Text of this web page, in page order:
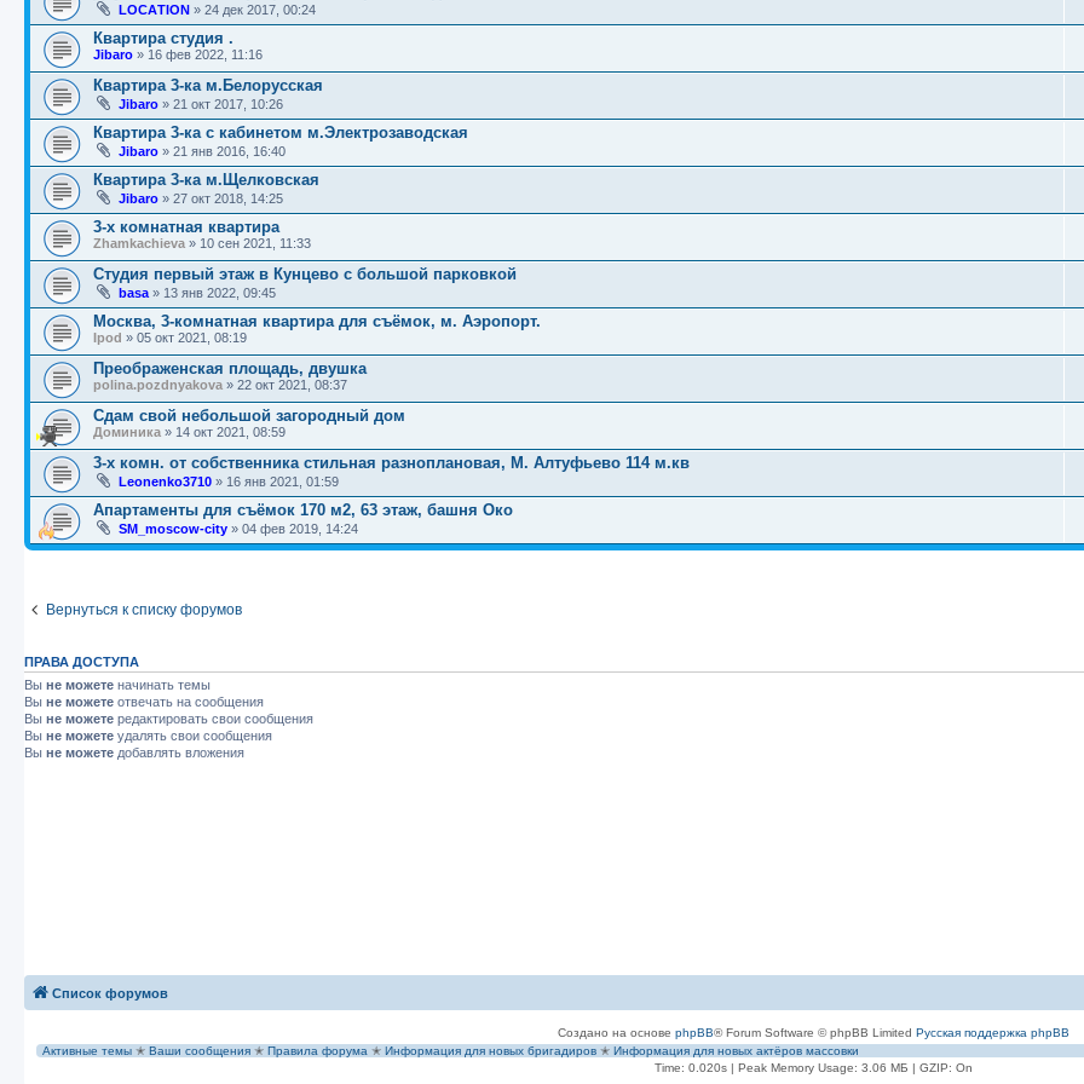
LOСАTION » 24 дек 2017, 00:24
Квартира студия .
Jibaro » 16 фев 2022, 11:16
Квартира 3-ка м.Белорусская
Jibaro » 21 окт 2017, 10:26
Квартира 3-ка с кабинетом м.Электрозаводская
Jibaro » 21 янв 2016, 16:40
Квартира 3-ка м.Щелковская
Jibaro » 27 окт 2018, 14:25
3-х комнатная квартира
Zhamkachieva » 10 сен 2021, 11:33
Студия первый этаж в Кунцево с большой парковкой
basa » 13 янв 2022, 09:45
Москва, 3-комнатная квартира для съёмок, м. Аэропорт.
Ipod » 05 окт 2021, 08:19
Преображенская площадь, двушка
polina.pozdnyakova » 22 окт 2021, 08:37
Сдам свой небольшой загородный дом
Доминика » 14 окт 2021, 08:59
3-х комн. от собственника стильная разноплановая, М. Алтуфьево 114 м.кв
Leonenko3710 » 16 янв 2021, 01:59
Апартаменты для съёмок 170 м2, 63 этаж, башня Око
SM_moscow-city » 04 фев 2019, 14:24
Вернуться к списку форумов
ПРАВА ДОСТУПА
Вы не можете начинать темы
Вы не можете отвечать на сообщения
Вы не можете редактировать свои сообщения
Вы не можете удалять свои сообщения
Вы не можете добавлять вложения
Список форумов
Создано на основе phpBB® Forum Software © phpBB Limited Русская поддержка phpBB
Активные темы ✭ Ваши сообщения ✭ Правила форума ✭ Информация для новых бригадиров ✭ Информация для новых актёров массовки
Time: 0.020s| Peak Memory Usage: 3.06 МБ | GZIP: On